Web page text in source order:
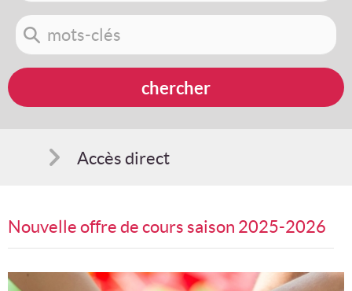
Accès direct
Suggestions
Bon cadeau
Nouvelle offre de cours saison 2025-2026